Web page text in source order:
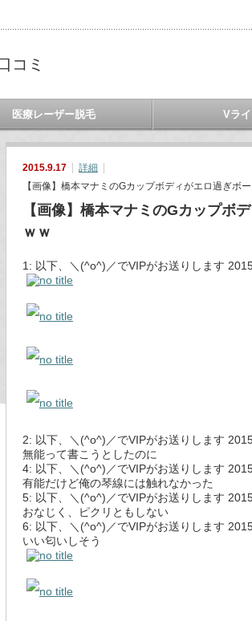
コミ
医療レーザー脱毛 Vラ
2015.9.17
詳細
【画像】橋本マナミのGカップボディがエロ過ぎボ
【画像】橋本マナミのGカップボ
ｗｗ
1: 以下、＼(^o^)／でVIPがお送りします
2: 以下、＼(^o^)／でVIPがお送りします
無能って書こうとしたのに
4: 以下、＼(^o^)／でVIPがお送りします
有能だけど俺の琴線には触れなかった
5: 以下、＼(^o^)／でVIPがお送りします
おなじく、ピクリともしない
6: 以下、＼(^o^)／でVIPがお送りします
いい匂いしそう